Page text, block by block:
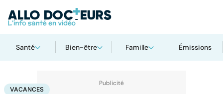
Santé Bien-être Famille Émissions
AccueilSanté Vacances
VACANCES